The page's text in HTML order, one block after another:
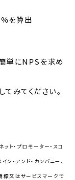
を算出
単にNPSを求め
みてください。
ット・プロモーター・スコ
・アンド・カンパニー、
標又はサービスマークで